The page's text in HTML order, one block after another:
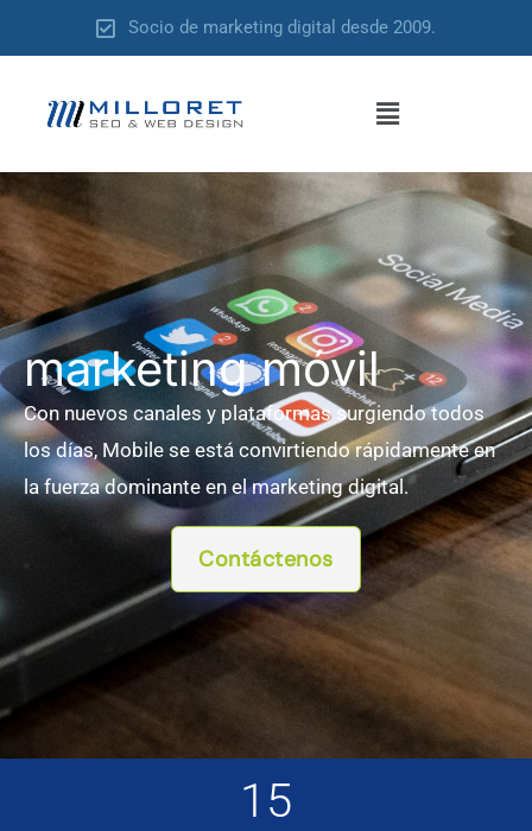
Socio de marketing digital desde 2009.
Menú
marketing móvil
Con nuevos canales y plataformas surgiendo todos
los días, Mobile se está convirtiendo rápidamente en
la fuerza dominante en el marketing digital.
Contáctenos
15